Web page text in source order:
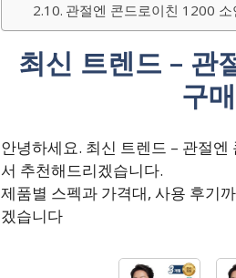
관절엔 콘드로이친 1200
최신 트렌드 – 관
구
안녕하세요. 최신 트렌드 – 관절
서 추천해드리겠습니다.
제품별 스펙과 가격대, 사용 후기
겠습니다